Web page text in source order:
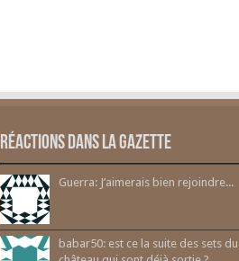
Réactions dans la gazette
Guerra: J’aimerais bien rejoindre...
babar50: est ce la suite des sets du